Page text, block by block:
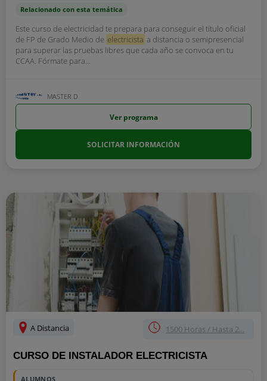
Relacionado con esta temática
Este curso de electricidad te prepara para conseguir el título oficial
de FP de Grado Medio de electricista a distancia o semipresencial
para superar las pruebas libres que cada año se convoca en tu
CCAA. Fórmate para...
MASTER D
Ver programa
SOLICITAR INFORMACIÓN
A Distancia 1500 Horas / Hasta 2...
CURSO DE INSTALADOR ELECTRICISTA
ALUMNOS